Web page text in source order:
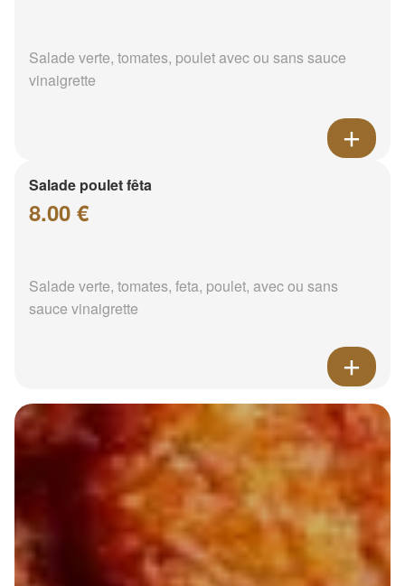
Salade verte, tomates, poulet avec ou sans sauce
vinaigrette
Salade poulet fêta
8.00 €
Salade verte, tomates, feta, poulet, avec ou sans
sauce vinaigrette